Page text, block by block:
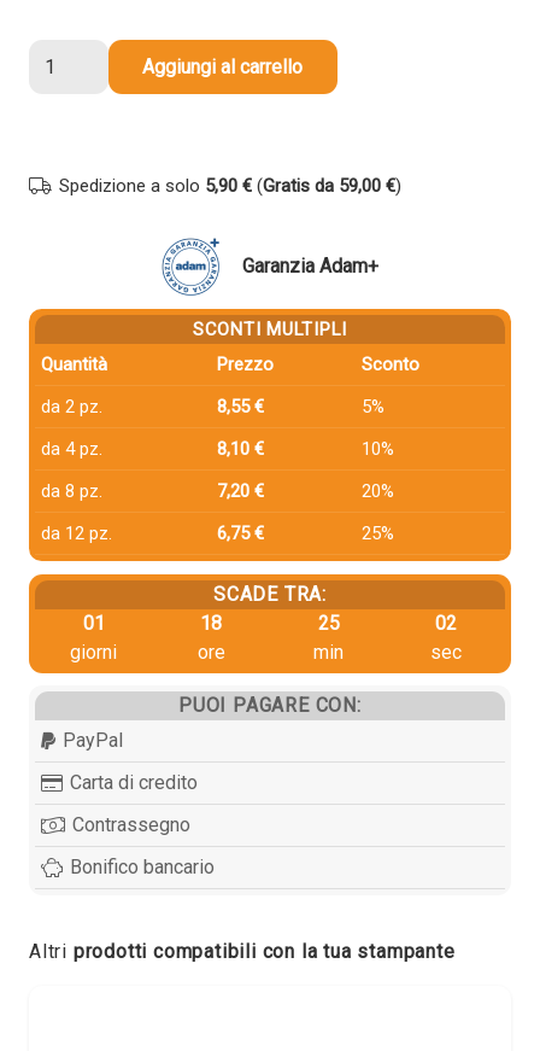
compatibile
quantità
Aggiungi al carrello
Spedizione a solo 5,90 € (Gratis da 59,00 €)
Garanzia Adam+
SCONTI MULTIPLI
Quantità
Prezzo
Sconto
da 2 pz.
8,55 €
5%
da 4 pz.
8,10 €
10%
da 8 pz.
7,20 €
20%
da 12 pz.
6,75 € 25%
SCADE TRA:
01
giorni
18
ore
25
min
01
sec
PUOI PAGARE CON:
PayPal
Carta di credito
Contrassegno
Bonifico bancario
Altri prodotti compatibili con la tua stampante